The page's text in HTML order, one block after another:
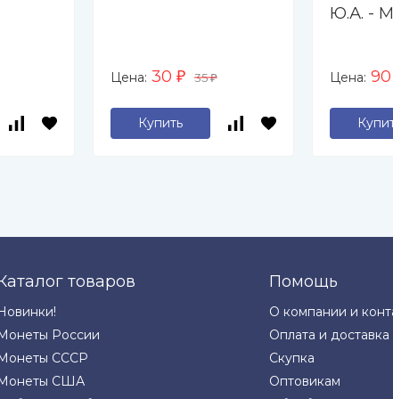
Цена: 30 ₽ 35₽
Купить
Ю.А. -
Цена: 90
товаров
России
СССР
США
Помощь
О компании и
Оплата и доставка
Скупка
Оптовикам